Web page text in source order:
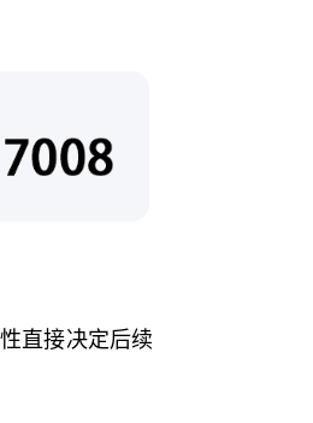
直接决定后续